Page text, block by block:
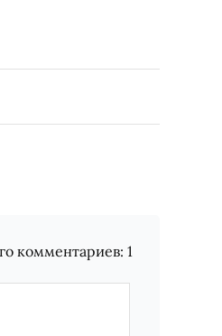
комментариев:1